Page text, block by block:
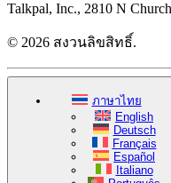
Talkpal, Inc., 2810 N
© 2026 สงวนลิขสิทธิ์.
ภาษาไทย
English
Deutsch
Français
Español
Italiano